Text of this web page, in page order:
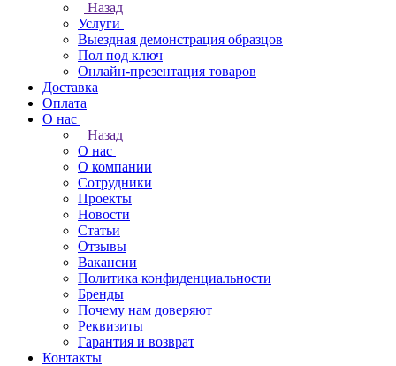
Назад
Услуги
Выездная демонстрация образцов
Пол под ключ
Онлайн-презентация товаров
Доставка
Оплата
О нас
Назад
О нас
О компании
Сотрудники
Проекты
Новости
Статьи
Отзывы
Вакансии
Политика конфиденциальности
Бренды
Почему нам доверяют
Реквизиты
Гарантия и возврат
Контакты